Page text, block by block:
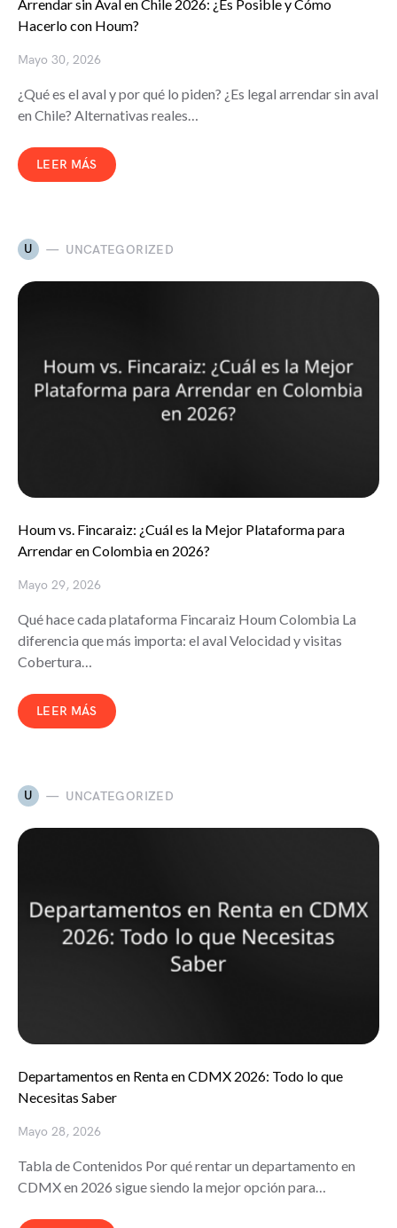
Arrendar sin Aval en Chile 2026: ¿Es Posible y Cómo
Hacerlo con Houm?
Mayo 30, 2026
¿Qué es el aval y por qué lo piden? ¿Es legal arrendar sin aval
en Chile? Alternativas reales…
LEER MÁS
U UNCATEGORIZED
Houm vs. Fincaraiz: ¿Cuál es la Mejor Plataforma para
Arrendar en Colombia en 2026?
Mayo 29, 2026
Qué hace cada plataforma Fincaraiz Houm Colombia La
diferencia que más importa: el aval Velocidad y visitas
Cobertura…
LEER MÁS
U UNCATEGORIZED
Departamentos en Renta en CDMX 2026: Todo lo que
Necesitas Saber
Mayo 28, 2026
Tabla de Contenidos Por qué rentar un departamento en
CDMX en 2026 sigue siendo la mejor opción para…